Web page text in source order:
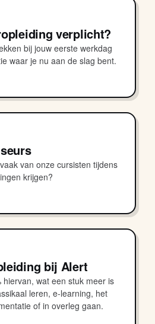
verplicht?
bij jouw eerste werkdag
waar je nu aan de slag bent.
van onze cursisten tijdens
krijgen?
bij Alert
wat een stuk meer is
leren, e-learning, het
of in overleg gaan.